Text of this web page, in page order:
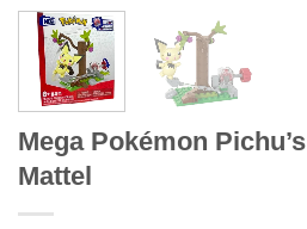
Mega Pokémon
Mattel